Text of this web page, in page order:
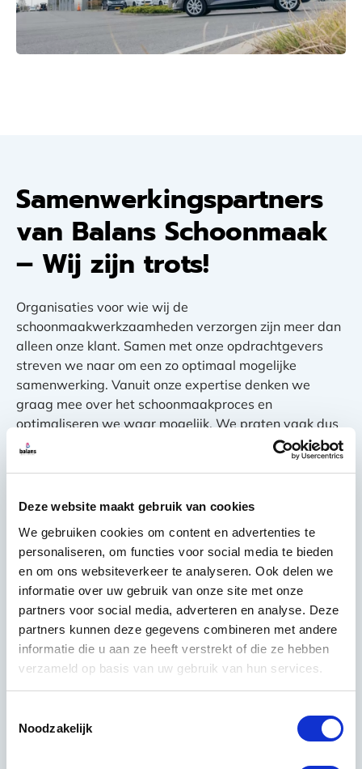
Deze website maakt gebruik van cookies
We gebruiken cookies om content en advertenties te
personaliseren, om functies voor social media te bieden
en om ons websiteverkeer te analyseren. Ook delen we
informatie over uw gebruik van onze site met onze
partners voor social media, adverteren en analyse. Deze
partners kunnen deze gegevens combineren met andere
informatie die u aan ze heeft verstrekt of die ze hebben
verzameld op basis van uw gebruik van hun services.
Noodzakelijk
Samenwerkingspartners
van Balans Schoonmaak
– Wij zijn trots!
Organisaties voor wie wij de
schoonmaakwerkzaamheden verzorgen zijn meer dan
alleen onze klant. Samen met onze opdrachtgevers
streven we naar om een zo optimaal mogelijke
samenwerking. Vanuit onze expertise denken we
graag mee over het schoonmaakproces en
optimaliseren we waar mogelijk. We praten vaak dus
niet over klanten, maar over samenwerkingspartners.